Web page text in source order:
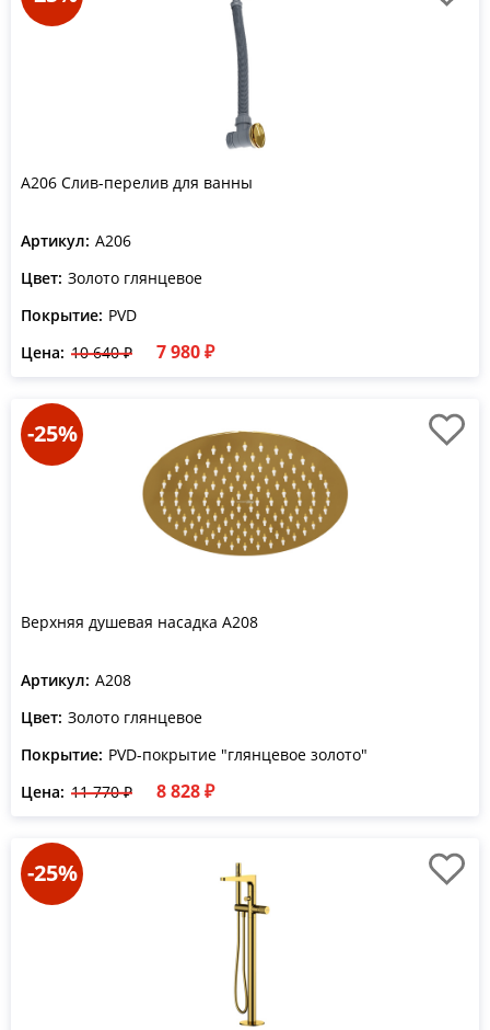
A206 Слив-перелив для ванны
Артикул: A206
Цвет: Золото глянцевое
Покрытие: PVD
Цена: 10 640 ₽ 7 980 ₽
-25%
Верхняя душевая насадка A208
Артикул: A208
Цвет: Золото глянцевое
Покрытие: PVD-покрытие "глянцевое золото"
Цена: 11 770 ₽ 8 828 ₽
-25%